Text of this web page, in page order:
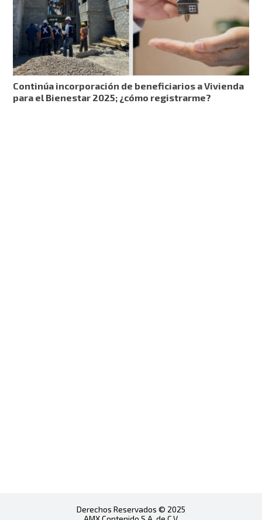
Continúa incorporación de beneficiarios a Vivienda
para el Bienestar 2025; ¿cómo registrarme?
Derechos Reservados © 2025